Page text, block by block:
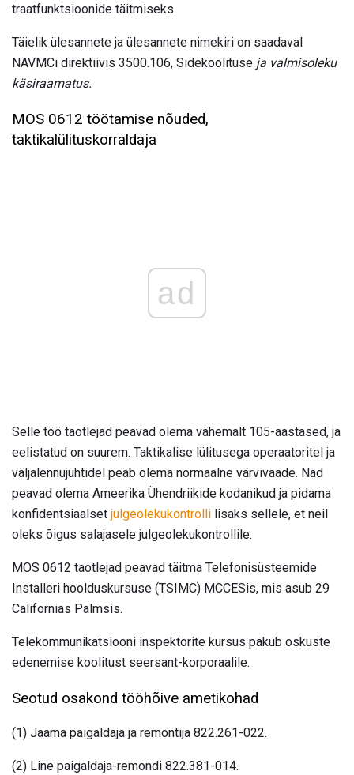
traatfunktsioonide täitmiseks.
Täielik ülesannete ja ülesannete nimekiri on saadaval
NAVMCi direktiivis 3500.106, Sidekoolituse ja valmisoleku
käsiraamatus.
MOS 0612 töötamise nõuded,
taktikalülituskorraldaja
ad
Selle töö taotlejad peavad olema vähemalt 105-aastased, ja
eelistatud on suurem. Taktikalise lülitusega operaatoritel ja
väljalennujuhtidel peab olema normaalne värvivaade. Nad
peavad olema Ameerika Ühendriikide kodanikud ja pidama
konfidentsiaalset julgeolekukontrolli lisaks sellele, et neil
oleks õigus salajasele julgeolekukontrollile.
MOS 0612 taotlejad peavad täitma Telefonisüsteemide
Installeri hoolduskursuse (TSIMC) MCCESis, mis asub 29
Californias Palmsis.
Telekommunikatsiooni inspektorite kursus pakub oskuste
edenemise koolitust seersant-korporaalile.
Seotud osakond tööhõive ametikohad
(1) Jaama paigaldaja ja remontija 822.261-022.
(2) Line paigaldaja-remondi 822.381-014.